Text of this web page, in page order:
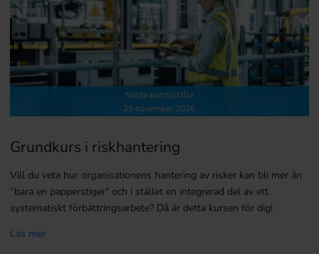
Nästa kurstillfälle
25 november 2026
Grundkurs i riskhantering
Vill du veta hur organisationens hantering av risker kan bli mer än
”bara en papperstiger" och i stället en integrerad del av ett
systematiskt förbättringsarbete? Då är detta kursen för dig!
Läs mer